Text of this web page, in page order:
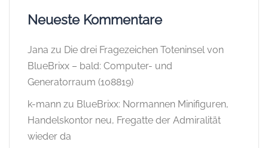
Neueste Kommentare
Jana zu Die drei Fragezeichen Toteninsel von
BlueBrixx – bald: Computer- und
Generatorraum (108819)
k-mann zu BlueBrixx: Normannen Minifiguren,
Handelskontor neu, Fregatte der Admiralität
wieder da